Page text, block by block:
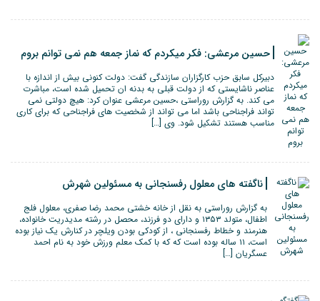
حسین مرعشی: فکر میکردم که نماز جمعه هم نمی توانم بروم
دبیرکل سابق حزب کارگزاران سازندگی گفت: دولت کنونی بیش از اندازه با
عناصر ناشایستی که از دولت قبلی به بدنه ان تحمیل شده است، مباشرت
می کند. به گزارش روراستی ،حسین مرعشی عنوان کرد: هیچ دولتی نمی
تواند فراجناحی باشد اما می تواند از شخصیت های فراجناحی که برای کاری
مناسب هستند تشکیل شود. وی […]
ناگفته های معلول رفسنجانی به مسئولین شهرش
به گزارش روراستی به نقل از خانه خشتی محمد رضا صفری، معلول فلج
اطفال، متولد ۱۳۵۳ و دارای دو فرزند، محصل در رشته مدیدریت خانواده،
هنرمند و خطاط رفسنجانی ، از کودکی بودن ویلچر در کنارش یک نیاز بوده
است، ۱۱ ساله بوده است که که با کمک معلم ورزش خود به نام احمد
عسگریان […]